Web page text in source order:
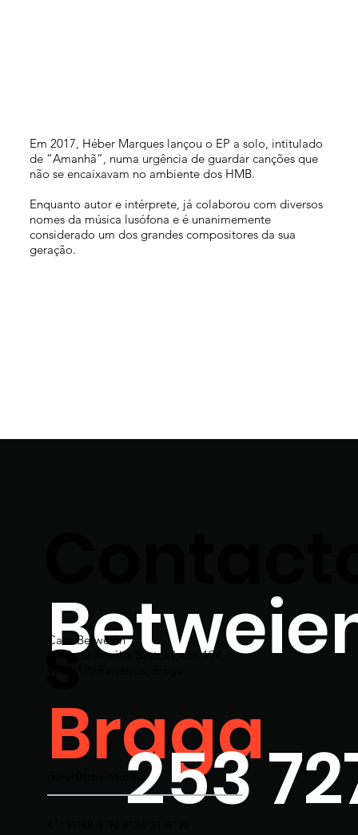
Em 2017, Héber Marques lançou o EP a solo, intitulado
de “Amanhã”, numa urgência de guardar canções que
não se encaixavam no ambiente dos HMB.
Enquanto autor e intérprete, já colaborou com diversos
nomes da música lusófona e é unanimemente
considerado um dos grandes compositores da sua
geração.
Braga
Casa Betweien
R. Maria Amélia Bastos Leite 194,
253
s